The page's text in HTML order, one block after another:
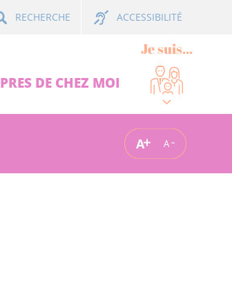
RECHERCHE ACCESSIBILITÉ
PRES DE CHEZ MOI
Je suis...
A A